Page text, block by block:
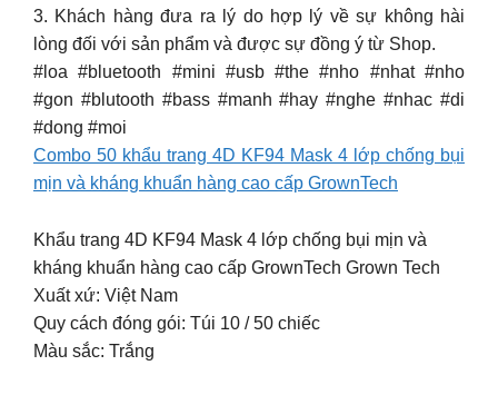
3. Khách hàng đưa ra lý do hợp lý về sự không hài
lòng đối với sản phẩm và được sự đồng ý từ Shop.
#loa #bluetooth #mini #usb #the #nho #nhat #nho
#gon #blutooth #bass #manh #hay #nghe #nhac #di
#dong #moi
Combo 50 khẩu trang 4D KF94 Mask 4 lớp chống bụi
mịn và kháng khuẩn hàng cao cấp GrownTech
Khẩu trang 4D KF94 Mask 4 lớp chống bụi mịn và
kháng khuẩn hàng cao cấp GrownTech Grown Tech
Xuất xứ: Việt Nam
Quy cách đóng gói: Túi 10 / 50 chiếc
Màu sắc: Trắng